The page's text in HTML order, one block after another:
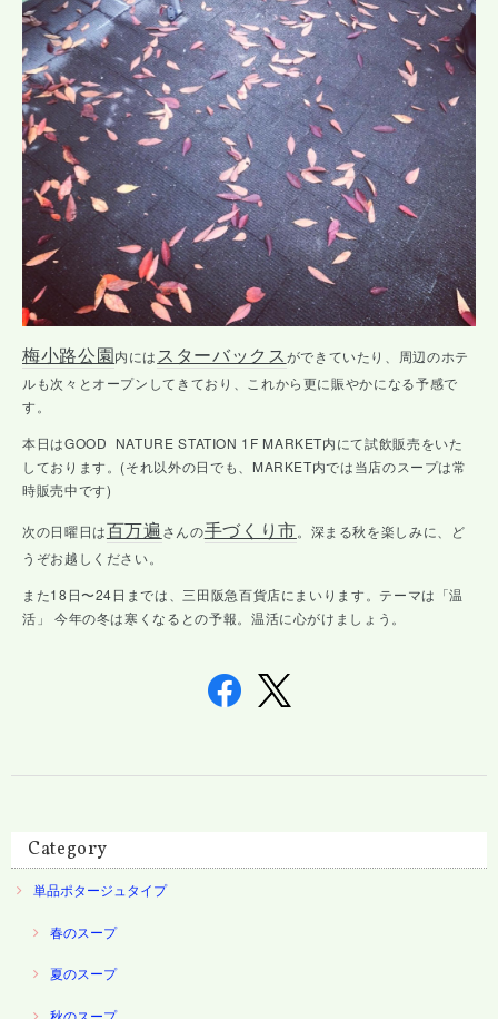
梅小路公園内にはスターバックスができていたり、周辺のホテ
ルも次々とオープンしてきており、これから更に賑やかになる予感で
す。
本日はGOOD NATURE STATION 1F MARKET内にて試飲販売をいた
しております。(それ以外の日でも、MARKET内では当店のスープは常
時販売中です)
次の日曜日は百万遍さんの手づくり市。深まる秋を楽しみに、ど
うぞお越しください。
また18日〜24日までは、三田阪急百貨店にまいります。テーマは「温
活」 今年の冬は寒くなるとの予報。温活に心がけましょう。
Category
単品ポタージュタイプ
春のスープ
夏のスープ